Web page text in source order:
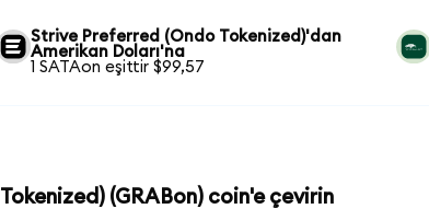
Strive Preferred (Ondo Tokenized)'dan
Amerikan Doları'na
1 SATAon eşittir $99,57
(GRABon) coin'e çevirin